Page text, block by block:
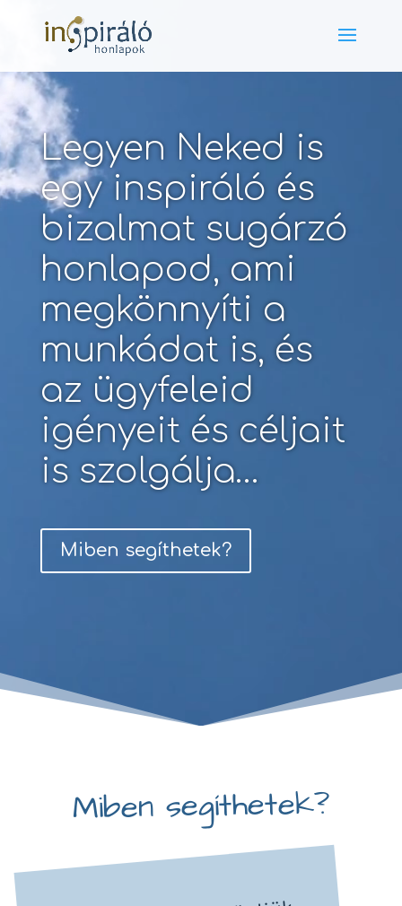
Legyen Neked is
egy inspiráló és
bizalmat sugárzó
honlapod, ami
megkönnyíti a
munkádat is, és
az ügyfeleid
igényeit és céljait
is szolgálja…
Miben segíthetek?
Miben segíthetek?